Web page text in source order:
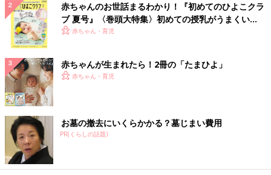
赤ちゃんのお世話まるわかり！『初めてのひよこクラ
ブ 夏号』〈巻頭大特集〉初めての授乳がうまくい
く！ おっぱい・ミルクの基本と夏のトラブル 解決テ
赤ちゃん・育児
赤ちゃんが生まれたら！2冊の「たまひよ」
赤ちゃん・育児
お墓の撤去にいくらかかる？墓じまい費用
PR(くらしの話題)